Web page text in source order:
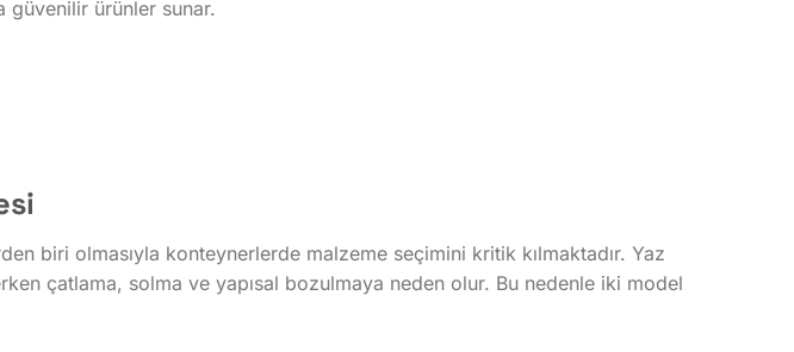
güvenilir ürünler sunar.
biri olmasıyla konteynerlerde malzeme seçimini kritik kılmaktadır. Yaz
çatlama, solma ve yapısal bozulmaya neden olur. Bu nedenle iki model